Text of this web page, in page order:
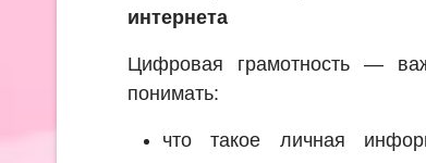
интернета
Цифровая грамотность —
понимать:
что такое личная